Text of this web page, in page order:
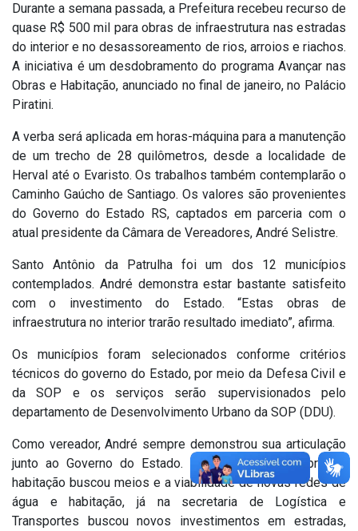
Durante a semana passada, a Prefeitura recebeu recurso de
quase R$ 500 mil para obras de infraestrutura nas estradas
do interior e no desassoreamento de rios, arroios e riachos.
A iniciativa é um desdobramento do programa Avançar nas
Obras e Habitação, anunciado no final de janeiro, no Palácio
Piratini.
A verba será aplicada em horas-máquina para a manutenção
de um trecho de 28 quilômetros, desde a localidade de
Herval até o Evaristo. Os trabalhos também contemplarão o
Caminho Gaúcho de Santiago. Os valores são provenientes
do Governo do Estado RS, captados em parceria com o
atual presidente da Câmara de Vereadores, André Selistre.
Santo Antônio da Patrulha foi um dos 12 municípios
contemplados. André demonstra estar bastante satisfeito
com o investimento do Estado. “Estas obras de
infraestrutura no interior trarão resultado imediato”, afirma.
Os municípios foram selecionados conforme critérios
técnicos do governo do Estado, por meio da Defesa Civil e
da SOP e os serviços serão supervisionados pelo
departamento de Desenvolvimento Urbano da SOP (DDU).
Como vereador, André sempre demonstrou sua articulação
junto ao Governo do Estado. Na secretaria de Obras e
habitação buscou meios e a viabilidade de novas redes de
água e habitação, já na secretaria de Logística e
Transportes buscou novos investimentos em estradas,